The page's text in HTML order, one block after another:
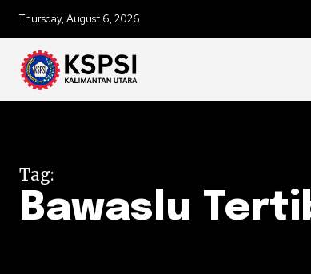
Thursday, August 6, 2026
Tag:
Bawaslu